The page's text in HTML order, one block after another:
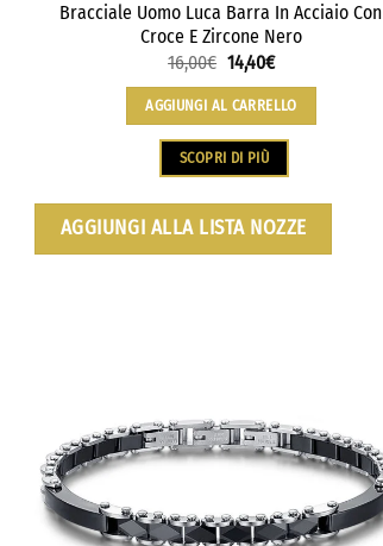
Bracciale Uomo Luca Barra In Acciaio Con
Croce E Zircone Nero
16,00€ 14,40€
AGGIUNGI AL CARRELLO
SCOPRI DI PIÙ
AGGIUNGI ALLA LISTA NOZZE